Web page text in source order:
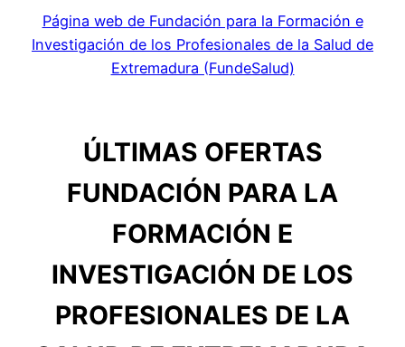
Página web de Fundación para la Formación e
Investigación de los Profesionales de la Salud de
Extremadura (FundeSalud)
ÚLTIMAS OFERTAS
FUNDACIÓN PARA LA
FORMACIÓN E
INVESTIGACIÓN DE LOS
PROFESIONALES DE LA